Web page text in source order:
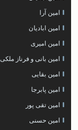
امین آرا
امین ابادیان
امین امیری
امین بانی و فرناز ملکی
امین بقایی
امین پابرجا
امین تقی پور
امین حسنی